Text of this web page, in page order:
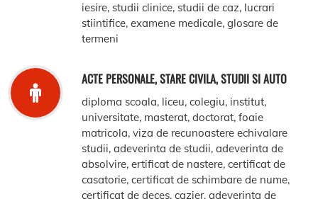
iesire, studii clinice, studii de caz, lucrari
stiintifice, examene medicale, glosare de
termeni
ACTE PERSONALE, STARE CIVILA, STUDII SI AUTO
diploma scoala, liceu, colegiu, institut,
universitate, masterat, doctorat, foaie
matricola, viza de recunoastere echivalare
studii, adeverinta de studii, adeverinta de
absolvire, ertificat de nastere, certificat de
casatorie, certificat de schimbare de nume,
certificat de deces, cazier, adeverinta de